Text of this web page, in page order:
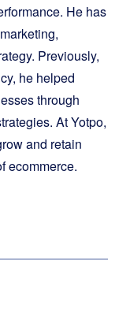
He has
Previously,
he helped
through
At Yotpo,
and retain
ecommerce.